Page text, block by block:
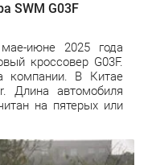
SWM G03F
июне 2025 года
кроссовер G03F.
компании. В Китае
Длина автомобиля
на пятерых или